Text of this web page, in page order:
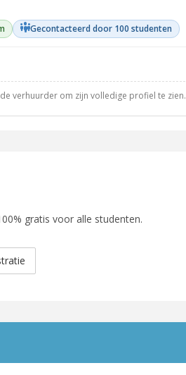
Gecontacteerd door 100 studenten
verhuurder om zijn volledige profiel te zien.
gratis voor alle studenten.